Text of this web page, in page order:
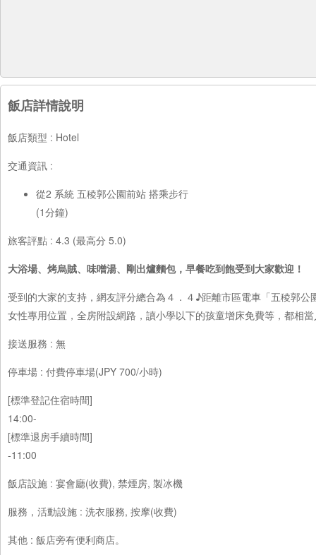
飯店詳情說明
飯店類型 : Hotel
交通資訊 :
從2 系統 五稜郭公園前站 搭乘步行
(1分鐘)
旅客評點 : 4.3 (最高分 5.0)
大浴場、烤烏賊、味噌湯、剛出爐麵包，早餐吃到飽受到大家歡迎！
受到的大家的支持，網友評分總合為４．４♪距離市區電車「五稜郭
女性專用位置，全房附設網路，讀小學以下的孩童增床免費等，都相
接送服務 : 無
停車場 : 付費停車場(JPY 700/小時)
[標準登記住宿時間]
14:00-
[標準退房手續時間]
-11:00
飯店設施 : 宴會廳(收費), 禁煙房, 製冰機
服務，活動設施 : 洗衣服務, 按摩(收費)
其他 : 飯店旁有便利商店。